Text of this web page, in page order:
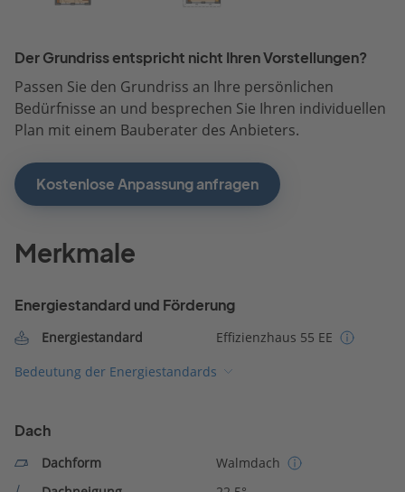
Der Grundriss entspricht nicht Ihren Vorstellungen?
Passen Sie den Grundriss an Ihre persönlichen
Bedürfnisse an und besprechen Sie Ihren individuellen
Plan mit einem Bauberater des Anbieters.
Kostenlose Anpassung anfragen
Merkmale
Energiestandard und Förderung
Energiestandard
Effizienzhaus 55 EE
Bedeutung der Energiestandards
Dach
Dachform
Walmdach